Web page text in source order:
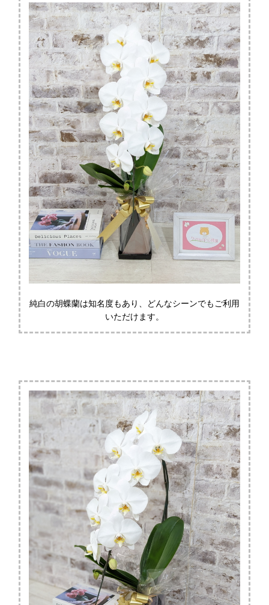
純白の胡蝶蘭は知名度もあり、どんなシーンでもご利用
いただけます。